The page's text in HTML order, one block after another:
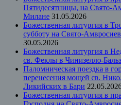
Пятидесятницы, на Свято-
Милане 31.05.2026
Божественная литургия в
субботу на Свято-
30.05.2026
Божественная литургия в
св. Феклы в Чинизелло-
Паломническая поездка в
перенесения мощей св.
Ликийских в Бари
Божественная литургия в